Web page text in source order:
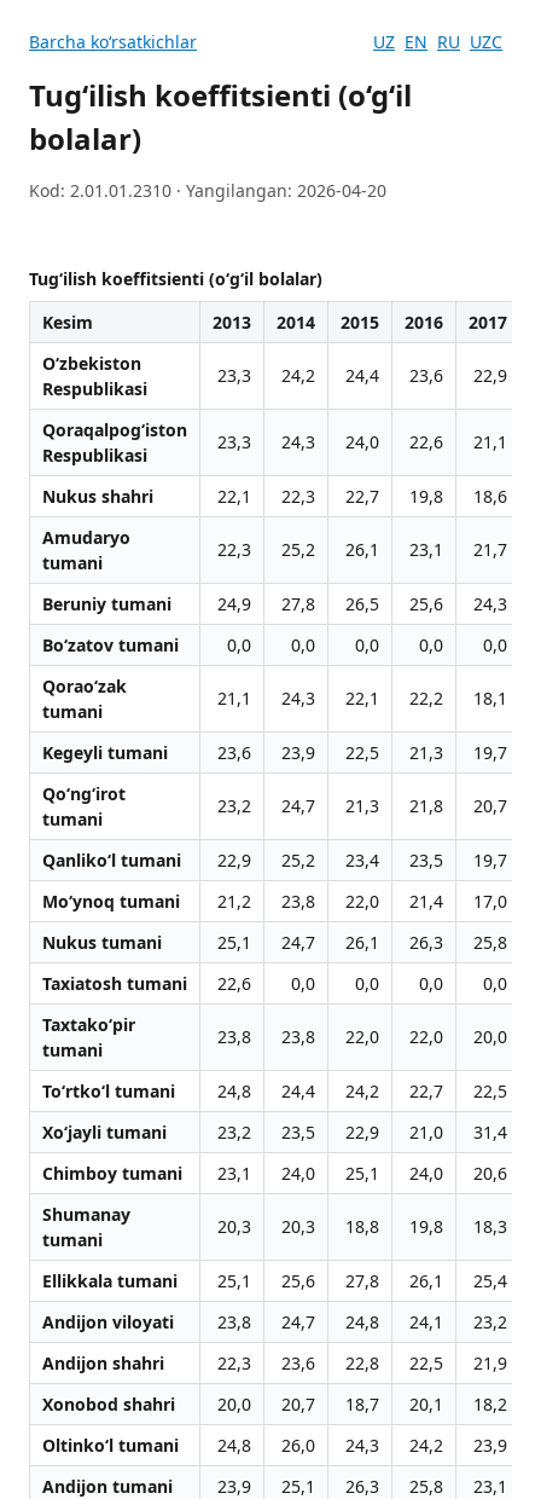
Barcha koʻrsatkichlar UZ EN RU UZC
Tug‘ilish koeffitsienti (o‘g‘il
bolalar)
Kod: 2.01.01.2310 · Yangilangan: 2026-04-20
Tug‘ilish koeffitsienti (o‘g‘il bolalar)
Kesim
2013 2014 2015 2016 2017
O‘zbekiston
Respublikasi
23,3 24,2 24,4 23,6 22,9
Qoraqalpog‘iston
Respublikasi
23,3 24,3 24,0 22,6 21,1
Nukus shahri 22,1 22,3 22,7 19,8 18,6
Amudaryo
tumani
22,3 25,2 26,1 23,1 21,7
Beruniy tumani 24,9 27,8 26,5 25,6 24,3
Bo‘zatov tumani
0,0 0,0 0,0 0,0
0,0
Qorao‘zak
tumani
21,1 24,3 22,1 22,2 18,1
Kegeyli tumani 23,6 23,9 22,5 21,3 19,7
Qo‘ng‘irot
tumani
23,2 24,7 21,3 21,8 20,7
Qanliko‘l tumani 22,9 25,2 23,4 23,5 19,7
Mo‘ynoq tumani
21,2 23,8 22,0 21,4 17,0
Nukus tumani
25,1 24,7 26,1 26,3 25,8
Taxiatosh tumani
22,6 0,0 0,0 0,0 0,0
Taxtako‘pir
tumani
23,8 23,8 22,0 22,0 20,0
To‘rtko‘l tumani 24,8 24,4 24,2 22,7 22,5
Xo‘jayli tumani
23,2 23,5 22,9 21,0 31,4
Chimboy tumani
23,1 24,0 25,1 24,0 20,6
Shumanay
tumani
20,3 20,3 18,8 19,8 18,3
Ellikkala tumani 25,1 25,6 27,8 26,1 25,4
Andijon viloyati
23,8 24,7 24,8 24,1 23,2
Andijon shahri
22,3 23,6 22,8 22,5 21,9
Xonobod shahri
20,0 20,7 18,7 20,1 18,2
Oltinko‘l tumani
24,8 26,0 24,3 24,2 23,9
Andijon tumani
23,9 25,1 26,3 25,8 23,1